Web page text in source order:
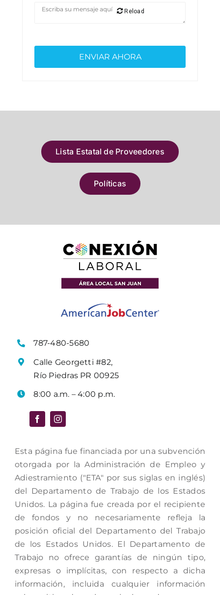
Reload
Lista Estatal de Proveedores
Políticas
787-480-5680
Calle Georgetti #82,
Río Piedras PR 00925
8:00 a.m. – 4:00 p.m.
Esta página fue financiada por una subvención
otorgada por la Administración de Empleo y
Adiestramiento ("ETA" por sus siglas en inglés)
del Departamento de Trabajo de los Estados
Unidos. La página fue creada por el recipiente
de fondos y no necesariamente refleja la
posición oficial del Departamento del Trabajo
de los Estados Unidos. El Departamento de
Trabajo no ofrece garantías de ningún tipo,
expresas o implícitas, con respecto a dicha
información, incluida cualquier información